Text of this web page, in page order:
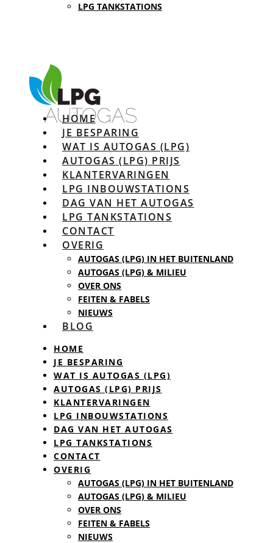
LPG TANKSTATIONS
HOME
JE BESPARING
WAT IS AUTOGAS (LPG)
AUTOGAS (LPG) PRIJS
KLANTERVARINGEN
LPG INBOUWSTATIONS
DAG VAN HET AUTOGAS
LPG TANKSTATIONS
CONTACT
OVERIG
AUTOGAS (LPG) IN HET BUITENLAND
AUTOGAS (LPG) & MILIEU
OVER ONS
FEITEN & FABELS
NIEUWS
BLOG
HOME
JE BESPARING
WAT IS AUTOGAS (LPG)
AUTOGAS (LPG) PRIJS
KLANTERVARINGEN
LPG INBOUWSTATIONS
DAG VAN HET AUTOGAS
LPG TANKSTATIONS
CONTACT
OVERIG
AUTOGAS (LPG) IN HET BUITENLAND
AUTOGAS (LPG) & MILIEU
OVER ONS
FEITEN & FABELS
NIEUWS